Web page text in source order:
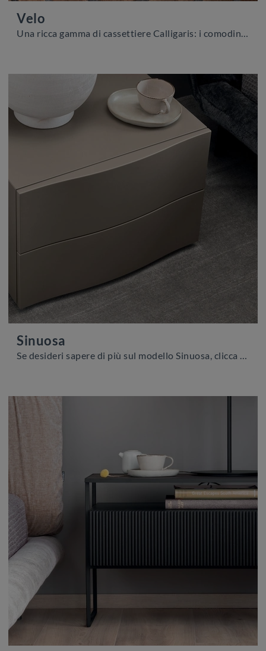
Velo
Una ricca gamma di cassettiere Calligaris: i comodini moderni in laccato opaco, come Velo, sono tra le soluzioni più belle.
Sinuosa
Se desideri sapere di più sul modello Sinuosa, clicca e scopri i Comodini e comò Calligaris ideali per la tua zona del riposo.